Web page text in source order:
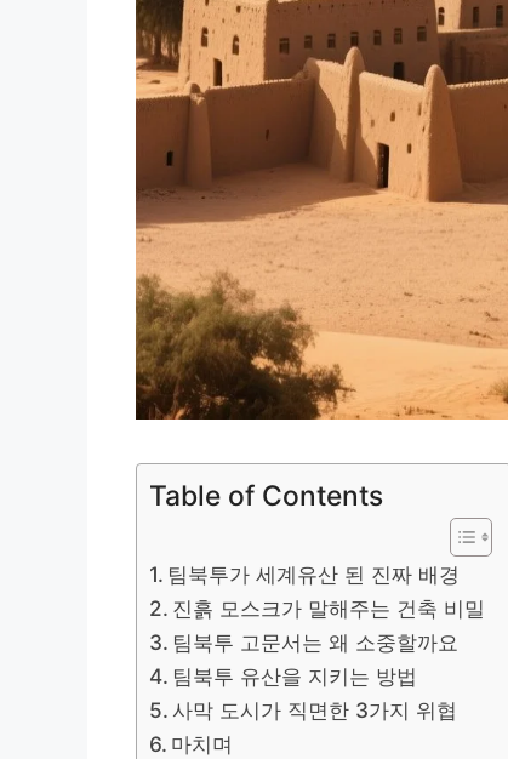
Table of Contents
팀북투가 세계유산 된 진짜 배경
진흙 모스크가 말해주는 건축 비밀
팀북투 고문서는 왜 소중할까요
팀북투 유산을 지키는 방법
사막 도시가 직면한 3가지 위협
마치며